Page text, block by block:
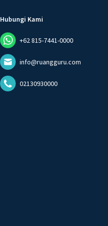
Hubungi Kami
+62 815-7441-0000
info@ruangguru.com
02130930000